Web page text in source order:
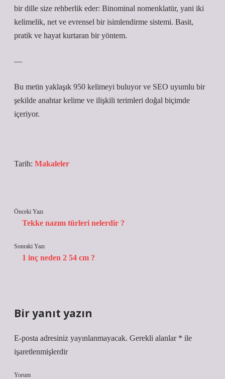
bir dille size rehberlik eder: Binominal nomenklatür, yani iki
kelimelik, net ve evrensel bir isimlendirme sistemi. Basit,
pratik ve hayat kurtaran bir yöntem.
—
Bu metin yaklaşık 950 kelimeyi buluyor ve SEO uyumlu bir
şekilde anahtar kelime ve ilişkili terimleri doğal biçimde
içeriyor.
Tarih: Makaleler
Önceki Yazı
Tekke nazım türleri nelerdir ?
Sonraki Yazı
1 inç neden 2 54 cm ?
Bir yanıt yazın
E-posta adresiniz yayınlanmayacak. Gerekli alanlar * ile
işaretlenmişlerdir
Yorum